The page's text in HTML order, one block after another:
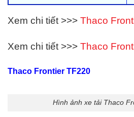
Xem chi tiết >>> Thaco
Xem chi tiết >>> Thaco
Thaco Frontier TF220
Hình ảnh xe tải Thaco